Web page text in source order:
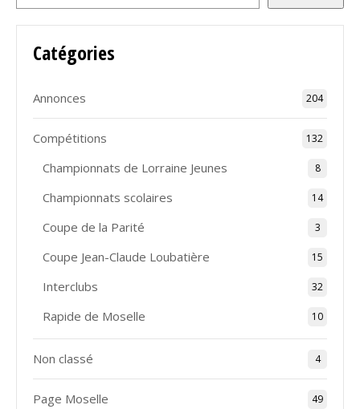
Catégories
Annonces 204
Compétitions 132
Championnats de Lorraine Jeunes 8
Championnats scolaires 14
Coupe de la Parité 3
Coupe Jean-Claude Loubatière 15
Interclubs 32
Rapide de Moselle 10
Non classé 4
Page Moselle 49